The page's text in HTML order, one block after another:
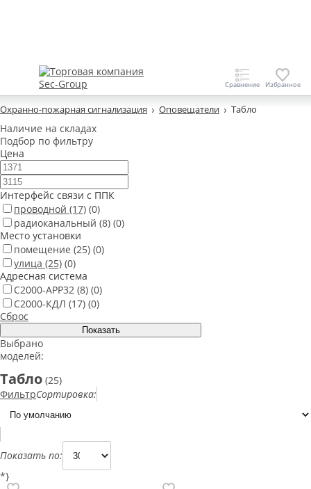
Охранно-пожарная сигнализация Оповещатели Табло
Наличие на складах
Подбор по фильтру
Цена
Интерфейс связи с ППК
проводной (17) (0)
радиоканальный (8) (0)
Место установки
помещение (25) (0)
улица (25) (0)
Адресная система
С2000-АРР32 (8) (0)
С2000-КДЛ (17) (0)
Сброс
Выбрано
моделей:
Табло (25)
ФильтрСортировка:
Показать по:
*}